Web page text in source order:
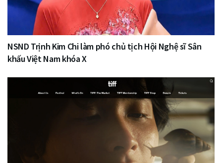
NSND Trịnh Kim Chi làm phó chủ tịch Hội Nghệ sĩ Sân
khấu Việt Nam khóa X